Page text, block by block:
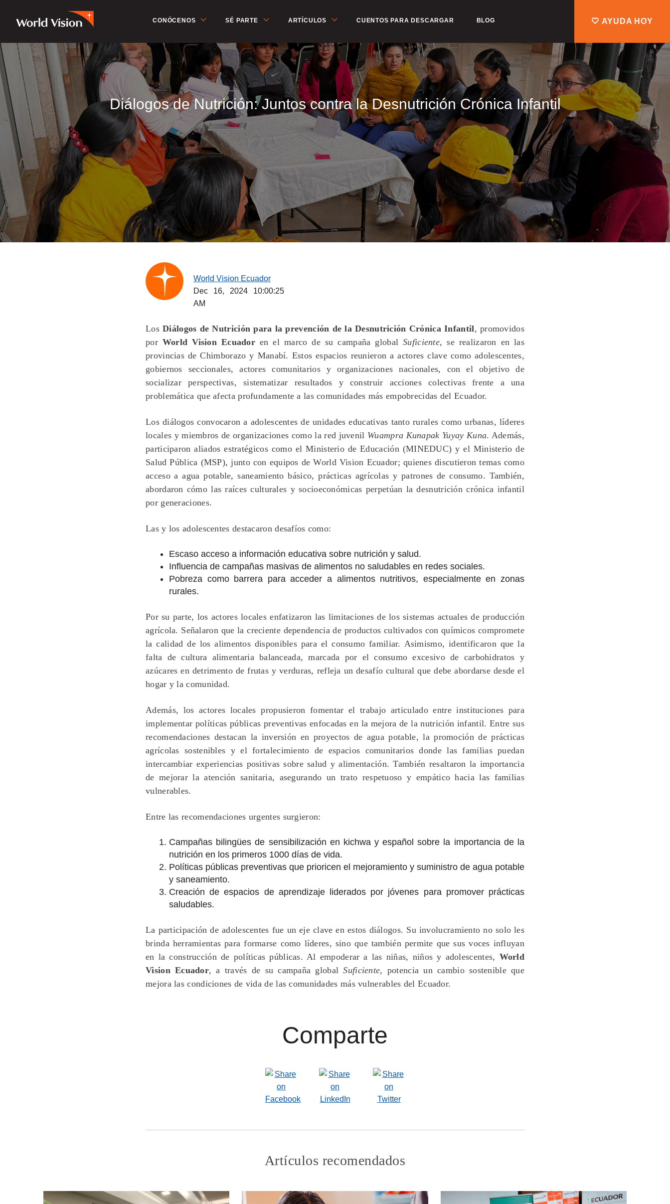
CONÓCENOS SÉ PARTE ARTÍCULOS CUENTOS PARA DESCARGAR BLOG 🤍 AYUDA HOY
Diálogos de Nutrición: Juntos contra la Desnutrición Crónica Infantil
World Vision Ecuador
Dec 16, 2024 10:00:25
AM
LosDiálogos de Nutrición para la prevención de la Desnutrición Crónica Infantil, promovidos
por World Vision Ecuador en el marco de su campaña globalSuficiente, se realizaron en las
provincias de Chimborazo y Manabí. Estos espacios reunieron a actores clave como adolescentes,
gobiernos seccionales, actores comunitarios y organizaciones nacionales, con el objetivo de
socializar perspectivas, sistematizar resultados y construir acciones colectivas frente a una
problemática que afecta profundamente a las comunidades más empobrecidas del Ecuador.
Los diálogos convocaron a adolescentes de unidades educativas tanto rurales como urbanas, líderes
locales y miembros de organizaciones como la red juvenil Wuampra Kunapak Yuyay Kuna. Además,
participaron aliados estratégicos como el Ministerio de Educación (MINEDUC) y el Ministerio de
Salud Pública (MSP), junto con equipos de World Vision Ecuador; quienes discutieron temas como
acceso a agua potable, saneamiento básico, prácticas agrícolas y patrones de consumo. También,
abordaron cómo las raíces culturales y socioeconómicas perpetúan la desnutrición crónica infantil
por generaciones.
Las y los adolescentes destacaron desafíos como:
Escaso acceso a información educativa sobre nutrición y salud.
Influencia de campañas masivas de alimentos no saludables en redes sociales.
Pobreza como barrera para acceder a alimentos nutritivos, especialmente en zonas
rurales.
Por su parte, los actores locales enfatizaron las limitaciones de los sistemas actuales de producción
agrícola. Señalaron que la creciente dependencia de productos cultivados con químicos compromete
la calidad de los alimentos disponibles para el consumo familiar. Asimismo, identificaron que la
falta de cultura alimentaria balanceada, marcada por el consumo excesivo de carbohidratos y
azúcares en detrimento de frutas y verduras, refleja un desafío cultural que debe abordarse desde el
hogar y la comunidad.
Además, los actores locales propusieron fomentar el trabajo articulado entre instituciones para
implementar políticas públicas preventivas enfocadas en la mejora de la nutrición infantil. Entre sus
recomendaciones destacan la inversión en proyectos de agua potable, la promoción de prácticas
agrícolas sostenibles y el fortalecimiento de espacios comunitarios donde las familias puedan
intercambiar experiencias positivas sobre salud y alimentación. También resaltaron la importancia
de mejorar la atención sanitaria, asegurando un trato respetuoso y empático hacia las familias
vulnerables.
Entre las recomendaciones urgentes surgieron:
Campañas bilingües de sensibilización en kichwa y español sobre la importancia de la
nutrición en los primeros 1000 días de vida.
Políticas públicas preventivas que prioricen el mejoramiento y suministro de agua potable
y saneamiento.
Creación de espacios de aprendizaje liderados por jóvenes para promover prácticas
saludables.
La participación de adolescentes fue un eje clave en estos diálogos. Su involucramiento no solo les
brinda herramientas para formarse como líderes, sino que también permite que sus voces influyan
en la construcción de políticas públicas. Al empoderar a las niñas, niños y adolescentes, World
Vision Ecuador, a través de su campaña globalSuficiente, potencia un cambio sostenible que
mejora las condiciones de vida de las comunidades más vulnerables del Ecuador.
Comparte
Artículos recomendados